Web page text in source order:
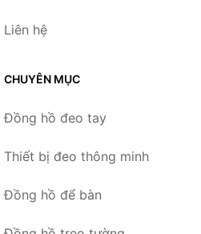
Liên hệ
CHUYÊN MỤC
Đồng hồ đeo tay
Thiết bị đeo thông minh
Đồng hồ để bàn